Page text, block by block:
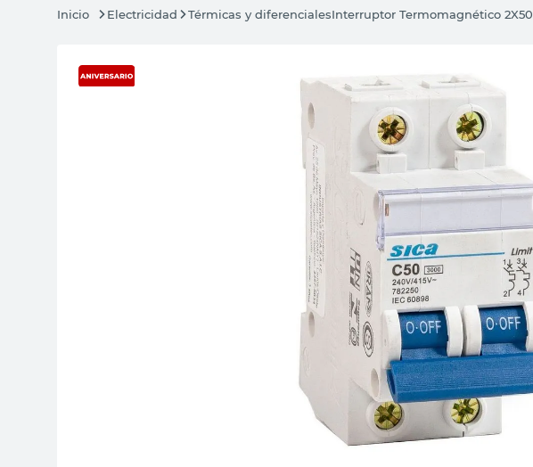
Electricidad Térmicas y diferencialesInterruptor Termomagnético